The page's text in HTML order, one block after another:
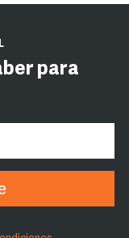
para